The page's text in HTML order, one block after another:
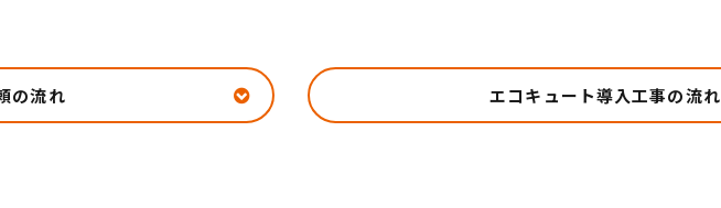
の流れ エコキュート導入工事の流れ